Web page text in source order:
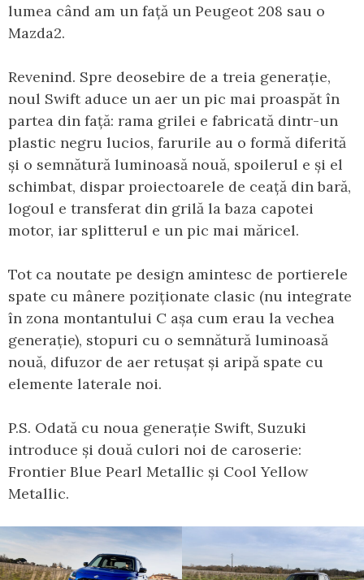
lumea când am un față un Peugeot 208 sau o
Mazda2.
Revenind. Spre deosebire de a treia generație,
noul Swift aduce un aer un pic mai proaspăt în
partea din față: rama grilei e fabricată dintr-un
plastic negru lucios, farurile au o formă diferită
și o semnătură luminoasă nouă, spoilerul e și el
schimbat, dispar proiectoarele de ceață din bară,
logoul e transferat din grilă la baza capotei
motor, iar splitterul e un pic mai măricel.
Tot ca noutate pe design amintesc de portierele
spate cu mânere poziționate clasic (nu integrate
în zona montantului C așa cum erau la vechea
generație), stopuri cu o semnătură luminoasă
nouă, difuzor de aer retușat și aripă spate cu
elemente laterale noi.
P.S. Odată cu noua generație Swift, Suzuki
introduce și două culori noi de caroserie:
Frontier Blue Pearl Metallic și Cool Yellow
Metallic.